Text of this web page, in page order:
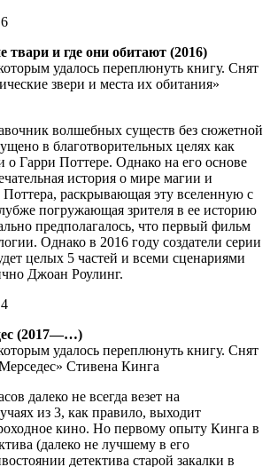
твари и где они обитают (2016)
Снят
звери и места их обитания»
волшебных существ без сюжетной
в благотворительных целях как
о Гарри Поттере. Однако на его основе
история о мире магии и
Поттера, раскрывающая эту вселенную с
погружающая зрителя в ее историю
предполагалось, что первый фильм
Однако в 2016 году создатели серии
целых 5 частей и всеми сценариями
Джоан Роулинг.
(2017—…)
Снят
Стивена Кинга
далеко не всегда везет на
из 3, как правило, выходит
кино. Но первому опыту Кинга в
(далеко не лучшему в его
детектива старой закалки в